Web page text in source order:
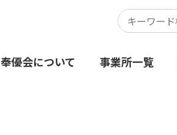
奉優会について 事業所一覧